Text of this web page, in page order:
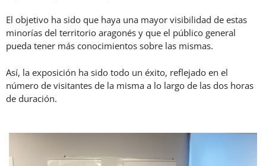
El objetivo ha sido que haya una mayor visibilidad de estas
minorías del territorio aragonés y que el público general
pueda tener más conocimientos sobre las mismas.
Así, la exposición ha sido todo un éxito, reflejado en el
número de visitantes de la misma a lo largo de las dos horas
de duración.